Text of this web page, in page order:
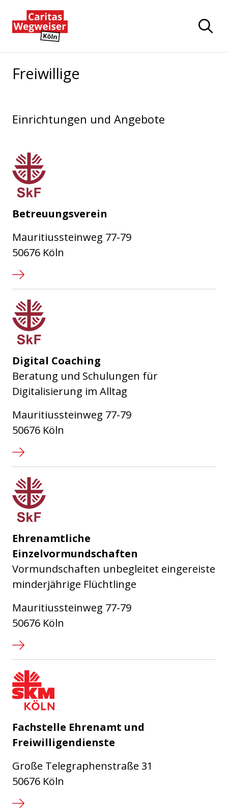
Zur Startseite navigieren
Freiwillige
Einrichtungen und Angebote
Betreuungsverein
Mauritiussteinweg 77-79
50676 Köln
Digital Coaching
Beratung und Schulungen für
Digitalisierung im Alltag
Mauritiussteinweg 77-79
50676 Köln
Ehrenamtliche
Einzelvormundschaften
Vormundschaften unbegleitet eingereiste
minderjährige Flüchtlinge
Mauritiussteinweg 77-79
50676 Köln
Fachstelle Ehrenamt und
Freiwilligendienste
Große Telegraphenstraße 31
50676 Köln